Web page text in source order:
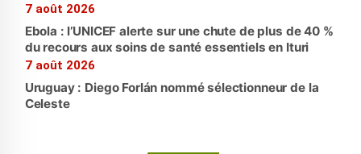
7 août 2026
Ebola : l’UNICEF alerte sur une chute de plus de 40 %
du recours aux soins de santé essentiels en Ituri
7 août 2026
Uruguay : Diego Forlán nommé sélectionneur de la
Celeste